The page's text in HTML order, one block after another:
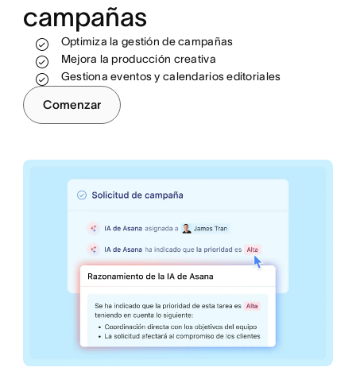
campañas
Optimiza la gestión de campañas
Mejora la producción creativa
Gestiona eventos y calendarios editoriales
Comenzar
Da seguimiento al trabajo y consulta el
progreso en tiempo real
Estandariza y automatiza los procesos
Ayuda a los equipos a alcanzar los objetivos
de ingresos
Asigna recursos de manera más efectiva
Automatiza y expande tus flujos de trabajo
Incorpora y desvincula empleados